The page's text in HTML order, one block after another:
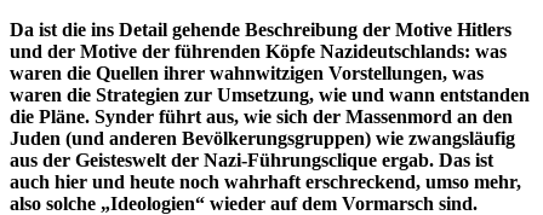
Da ist die ins Detail gehende Beschreibung der Motive Hitlers
und der Motive der führenden Köpfe Nazideutschlands: was
waren die Quellen ihrer wahnwitzigen Vorstellungen, was
waren die Strategien zur Umsetzung, wie und wann entstanden
die Pläne. Synder führt aus, wie sich der Massenmord an den
Juden (und anderen Bevölkerungsgruppen) wie zwangsläufig
aus der Geisteswelt der Nazi-Führungsclique ergab. Das ist
auch hier und heute noch wahrhaft erschreckend, umso mehr,
also solche „Ideologien“ wieder auf dem Vormarsch sind.